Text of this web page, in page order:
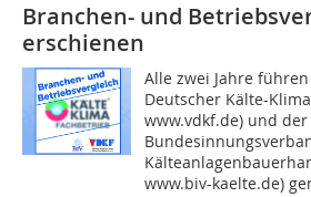
Branchen- und
erschienen
Alle zwei Jahre
Deutscher Kälte-
www.vdkf.de) und der
www.biv-kaelte.de)